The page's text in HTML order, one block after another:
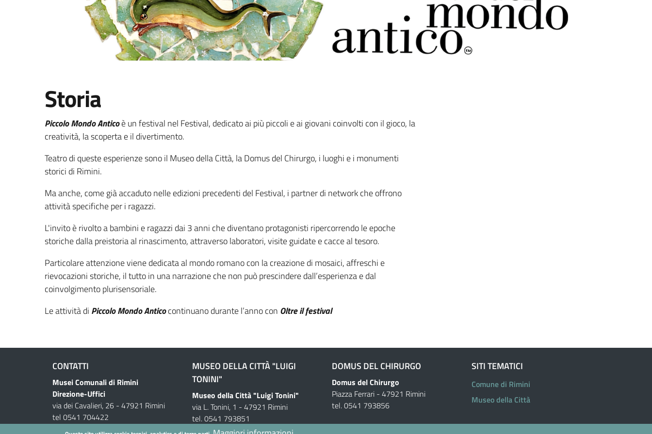
Storia
Piccolo Mondo Anticoè un festival nel Festival, dedicato ai più piccoli e ai giovani coinvolti con il gioco, la
creatività, la scoperta e il divertimento.
Teatro di queste esperienze sono il Museo della Città, la Domus del Chirurgo, i luoghi e i monumenti
storici di Rimini.
Ma anche, come già accaduto nelle edizioni precedenti del Festival, i partner di network che offrono
attività specifiche per i ragazzi.
L'invito è rivolto a bambini e ragazzi dai 3 anni che diventano protagonisti ripercorrendo le epoche
storiche dalla preistoria al rinascimento, attraverso laboratori, visite guidate e cacce al tesoro.
Particolare attenzione viene dedicata al mondo romano con la creazione di mosaici, affreschi e
rievocazioni storiche, il tutto in una narrazione che non può prescindere dall’esperienza e dal
coinvolgimento plurisensoriale.
Le attività di Piccolo Mondo Anticocontinuano durante l’anno con Oltre il festival
CONTATTI
Musei Comunali di Rimini
Direzione-Uffici
via dei Cavalieri, 26 - 47921 Rimini
tel 0541 704422
musei@comune.rimini.it
MUSEO DELLA CITTÀ "LUIGI
TONINI"
Museo della Città "Luigi Tonini"
via L. Tonini, 1 - 47921 Rimini
tel. 0541 793851
DOMUS DEL CHIRURGO
Domus del Chirurgo
Piazza Ferrari - 47921 Rimini
tel. 0541 793856
SITI TEMATICI
Comune di Rimini
Museo della Città